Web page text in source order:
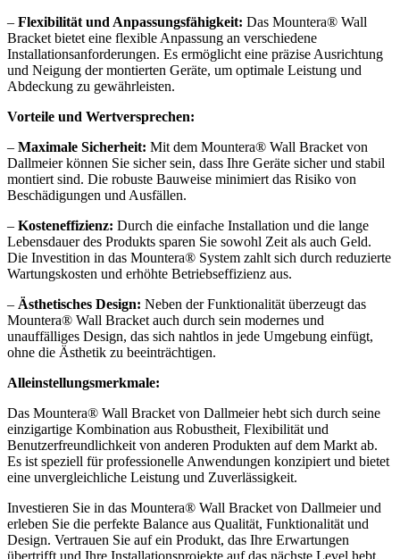
– Flexibilität und Anpassungsfähigkeit: Das Mountera® Wall
Bracket bietet eine flexible Anpassung an verschiedene
Installationsanforderungen. Es ermöglicht eine präzise Ausrichtung
und Neigung der montierten Geräte, um optimale Leistung und
Abdeckung zu gewährleisten.
Vorteile und Wertversprechen:
– Maximale Sicherheit: Mit dem Mountera® Wall Bracket von
Dallmeier können Sie sicher sein, dass Ihre Geräte sicher und stabil
montiert sind. Die robuste Bauweise minimiert das Risiko von
Beschädigungen und Ausfällen.
– Kosteneffizienz: Durch die einfache Installation und die lange
Lebensdauer des Produkts sparen Sie sowohl Zeit als auch Geld.
Die Investition in das Mountera® System zahlt sich durch reduzierte
Wartungskosten und erhöhte Betriebseffizienz aus.
– Ästhetisches Design: Neben der Funktionalität überzeugt das
Mountera® Wall Bracket auch durch sein modernes und
unauffälliges Design, das sich nahtlos in jede Umgebung einfügt,
ohne die Ästhetik zu beeinträchtigen.
Alleinstellungsmerkmale:
Das Mountera® Wall Bracket von Dallmeier hebt sich durch seine
einzigartige Kombination aus Robustheit, Flexibilität und
Benutzerfreundlichkeit von anderen Produkten auf dem Markt ab.
Es ist speziell für professionelle Anwendungen konzipiert und bietet
eine unvergleichliche Leistung und Zuverlässigkeit.
Investieren Sie in das Mountera® Wall Bracket von Dallmeier und
erleben Sie die perfekte Balance aus Qualität, Funktionalität und
Design. Vertrauen Sie auf ein Produkt, das Ihre Erwartungen
übertrifft und Ihre Installationsprojekte auf das nächste Level hebt.